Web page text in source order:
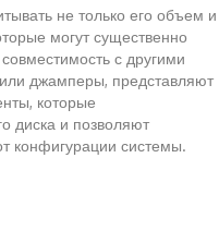
не только его объем и
могут существенно
с другими
джамперы, представляют
которые
диска и позволяют
конфигурации системы.